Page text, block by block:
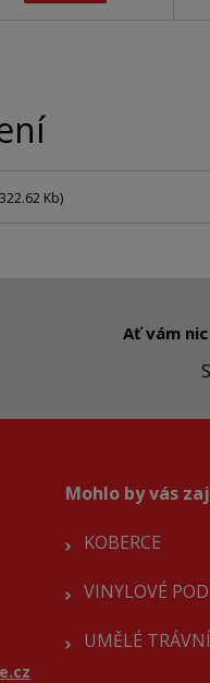
Kb)
Ať vám
Mohlo by vás
KOBERCE
VINYLOVÉ
UMĚLÉ